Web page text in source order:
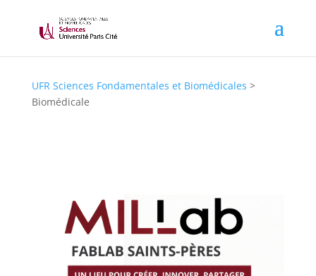
UFR Sciences Fondamentales et Biomédicales >
Biomédicale